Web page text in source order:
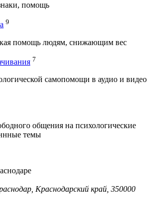
помощь
9
помощь людям, снижающим вес
7
самопомощи в аудио и видео
общения на психологические
темы
Краснодарский край, 350000